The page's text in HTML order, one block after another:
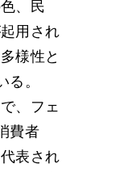
、民
用され
様性と
。
、フェ
費者
表され